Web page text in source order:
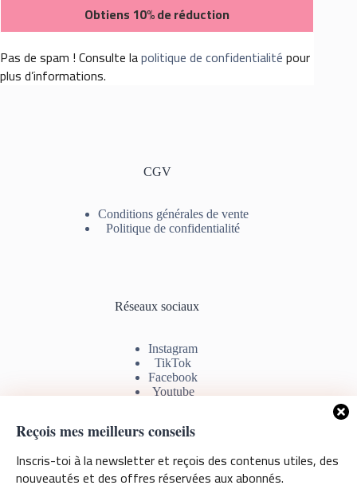
Reçois mes meilleurs conseils
Inscris-toi à la newsletter et reçois des contenus utiles, des
nouveautés et des offres réservées aux abonnés.
Pas de spam ! Consulte lapolitique de confidentialitépour
plus d’informations.
CGV
Conditions générales de vente
Politique de confidentialité
Réseaux sociaux
Instagram
TikTok
Facebook
Youtube
Information de contact